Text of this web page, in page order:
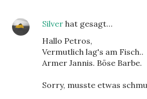
Silver hat gesagt…
Hallo Petros,
Vermutlich lag's am Fisch..
Armer Jannis. Böse Barbe.
Sorry, musste etwas